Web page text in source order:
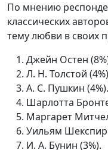
По мнению
классических
тему любви в своих
Джейн Остен
Л. Н. Толстой
А. С. Пушкин (4%).
Шарлотта
Маргарет
Уильям Шекспир
И. А. Бунин (3%).